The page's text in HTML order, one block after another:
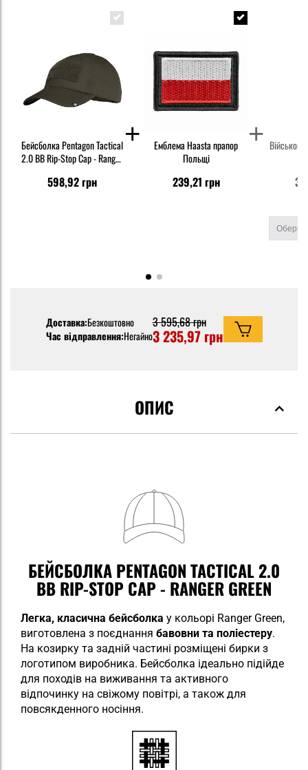
Бейсболка Pentagon Tactical
2.0 BB Rip-Stop Cap - Ranger
598,92 грн
Емблема Haasta прапор
Польщі
239,21 грн
Доставка:Безкоштовно
Час відправлення:Негайно
3 595,68 грн
3 235,97 грн
ОПИС
БЕЙСБОЛКА PENTAGON TACTICAL 2.0
BB RIP-STOP CAP - RANGER GREEN
Легка, класична бейсболка у кольорі Ranger Green,
виготовлена з поєднання бавовни та поліестеру.
На козирку та задній частині розміщені бирки з
логотипом виробника. Бейсболка ідеально підійде
для походів на виживання та активного
відпочинку на свіжому повітрі, а також для
повсякденного носіння.